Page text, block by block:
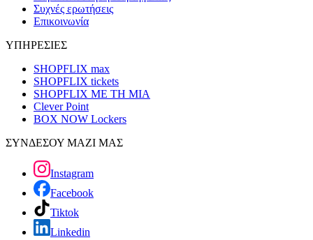
Συχνές ερωτήσεις
Επικοινωνία
ΥΠΗΡΕΣΙΕΣ
SHOPFLIX max
SHOPFLIX tickets
SHOPFLIX ΜΕ ΤΗ ΜΙΑ
Clever Point
BOX NOW Lockers
ΣΥΝΔΕΣΟΥ ΜΑΖΙ ΜΑΣ
Instagram
Facebook
Tiktok
Linkedin